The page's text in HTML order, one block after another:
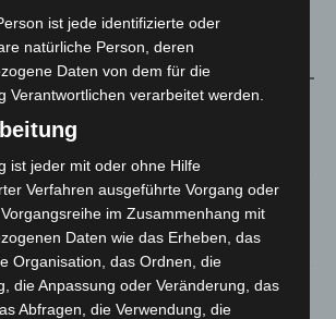
Begegnung“ in Neuwarmbüchen schnell
21 neue Notfallsanitäter starten beim
über A7 – Polizei sucht
ist jede identifizierte oder
natürliche Person, deren
Daten von dem für die
Verantwortlichen verarbeitet werden.
ist jeder mit oder ohne Hilfe
Verfahren ausgeführte Vorgang oder
im Zusammenhang mit
Daten wie das Erheben, das
Organisation, das Ordnen, die
die Anpassung oder Veränderung, das
Abfragen, die Verwendung, die